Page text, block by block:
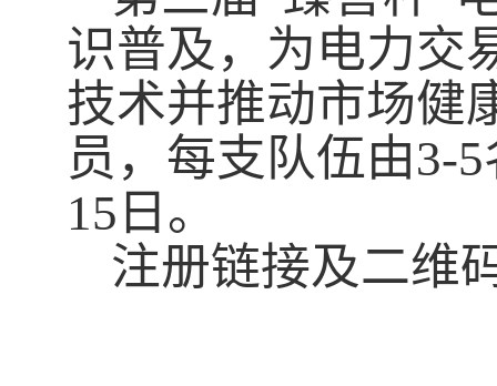
识普及，为电力交
技术并推动市场健
员，每支队伍由3-5
15 日。
注册链接及二维